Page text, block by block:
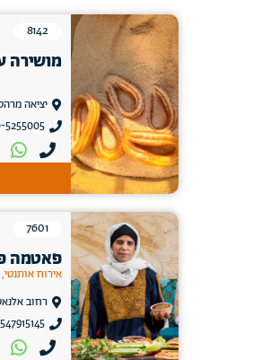
8142
מושירה
יציאה
5255005
7601
פאטמה
אירוח
רחוב אלנאסרה 20, שכונת
547915145